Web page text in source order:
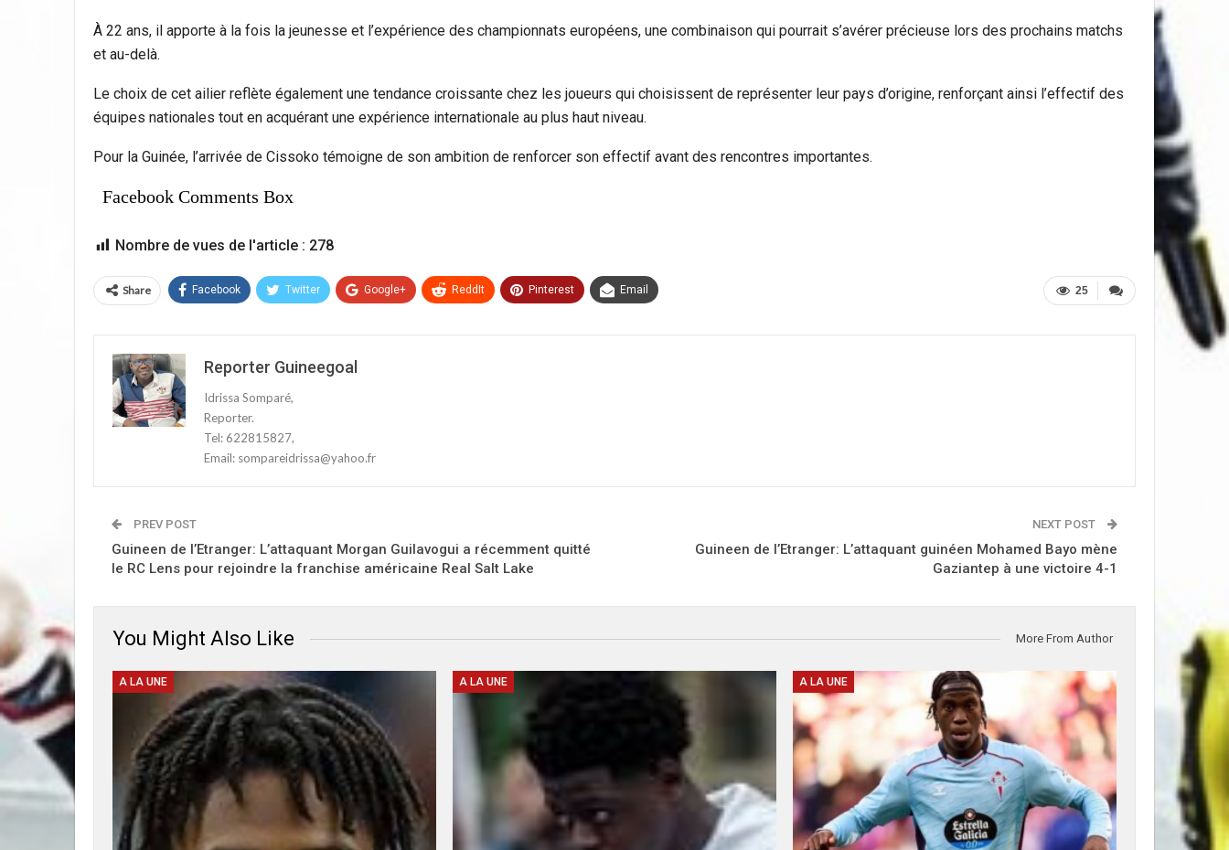
À 22 ans, il apporte à la fois la jeunesse et l’expérience des championnats européens, une combinaison qui pourrait s’avérer précieuse lors des prochains matchs
et au-delà.
Le choix de cet ailier reflète également une tendance croissante chez les joueurs qui choisissent de représenter leur pays d’origine, renforçant ainsi l’effectif des
équipes nationales tout en acquérant une expérience internationale au plus haut niveau.
Pour la Guinée, l’arrivée de Cissoko témoigne de son ambition de renforcer son effectif avant des rencontres importantes.
Facebook Comments Box
Nombre de vues de l'article : 278
25
Share Facebook Twitter Google+ ReddIt Pinterest Email
Reporter Guineegoal
Idrissa Somparé,
Reporter.
Tel: 622815827,
Email: sompareidrissa@yahoo.fr
PREV POST
Guineen de l’Etranger: L’attaquant Morgan Guilavogui a récemment quitté
le RC Lens pour rejoindre la franchise américaine Real Salt Lake
NEXT POST
Guineen de l’Etranger: L’attaquant guinéen Mohamed Bayo mène
Gaziantep à une victoire 4-1
You Might Also Like More From Author
A LA UNE A LA UNE A LA UNE